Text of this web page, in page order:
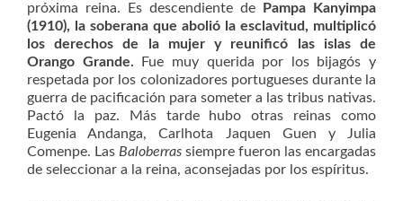
próxima reina. Es descendiente de
Pampa Kanyimpa
(1910), la soberana que abolió la esclavitud, multiplicó
los derechos de la mujer y reunificó las islas de
Orango Grande. Fue muy querida por los bijagós y
respetada por los colonizadores portugueses durante la
guerra de pacificación para someter a las tribus nativas.
Pactó la paz. Más tarde hubo otras reinas como
Eugenia Andanga, Carlhota Jaquen Guen y Julia
Comenpe. Las Baloberras siempre fueron las encargadas
de seleccionar a la reina, aconsejadas por los espíritus.